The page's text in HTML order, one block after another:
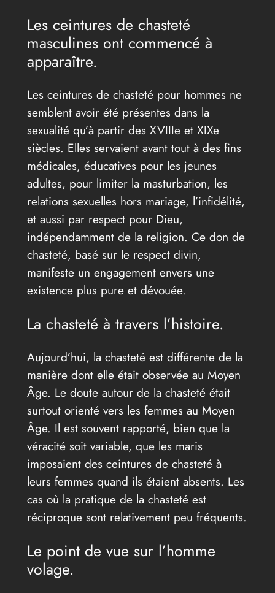
Les ceintures de chasteté
masculines ont commencé à
apparaître.
Les ceintures de chasteté pour hommes ne
semblent avoir été présentes dans la
sexualité qu’à partir des XVIIIe et XIXe
siècles. Elles servaient avant tout à des fins
médicales, éducatives pour les jeunes
adultes, pour limiter la masturbation, les
relations sexuelles hors mariage, l’infidélité,
et aussi par respect pour Dieu,
indépendamment de la religion. Ce don de
chasteté, basé sur le respect divin,
manifeste un engagement envers une
existence plus pure et dévouée.
La chasteté à travers l’histoire.
Aujourd’hui, la chasteté est différente de la
manière dont elle était observée au Moyen
Âge. Le doute autour de la chasteté était
surtout orienté vers les femmes au Moyen
Âge. Il est souvent rapporté, bien que la
véracité soit variable, que les maris
imposaient des ceintures de chasteté à
leurs femmes quand ils étaient absents. Les
cas où la pratique de la chasteté est
réciproque sont relativement peu fréquents.
Le point de vue sur l’homme
volage.